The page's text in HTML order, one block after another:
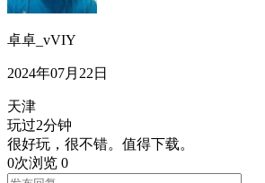
卓卓_vVIY
2024年07月22日
天津
玩过2分钟
很好玩，很不错。值得下载。
0次浏览 0